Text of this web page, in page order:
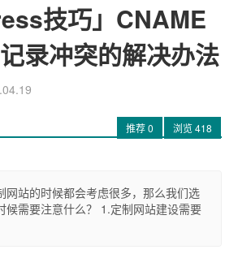
技巧」CNAME
录冲突的解决办法
推荐0 浏览418
网站的时候都会考虑很多，那么我们选
候需要注意什么？ 1.定制网站建设需要